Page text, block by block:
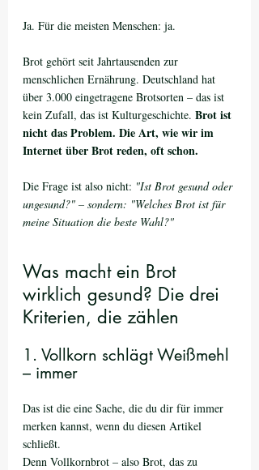
Ja. Für die meisten Menschen: ja.
Brot gehört seit Jahrtausenden zur
menschlichen Ernährung. Deutschland hat
über 3.000 eingetragene Brotsorten – das ist
kein Zufall, das ist Kulturgeschichte. Brot ist
nicht das Problem. Die Art, wie wir im
Internet über Brot reden, oft schon.
Die Frage ist also nicht: "Ist Brot gesund oder
ungesund?" – sondern: "Welches Brot ist für
meine Situation die beste Wahl?"
Was macht ein Brot
wirklich gesund? Die drei
Kriterien, die zählen
1. Vollkorn schlägt Weißmehl
– immer
Das ist die eine Sache, die du dir für immer
merken kannst, wenn du diesen Artikel
schließt.
Denn Vollkornbrot – also Brot, das zu